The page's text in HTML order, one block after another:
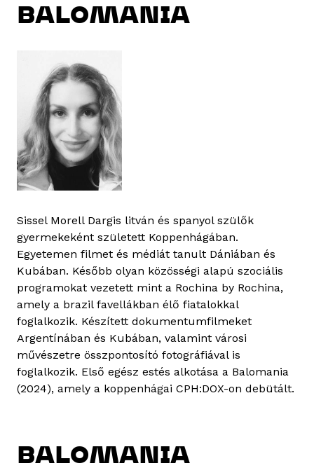
BALOMANIA
Sissel Morell Dargis litván és spanyol szülők
gyermekeként született Koppenhágában.
Egyetemen filmet és médiát tanult Dániában és
Kubában. Később olyan közösségi alapú szociális
programokat vezetett mint a Rochina by Rochina,
amely a brazil favellákban élő fiatalokkal
foglalkozik. Készített dokumentumfilmeket
Argentínában és Kubában, valamint városi
művészetre összpontosító fotográfiával is
foglalkozik. Első egész estés alkotása a Balomania
(2024), amely a koppenhágai CPH:DOX-on debütált.
BALOMANIA